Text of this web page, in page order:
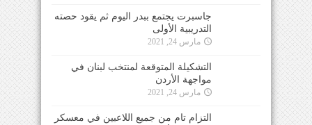
جاسبرت يجتمع ببدر اليوم ثم يقود حصته
التدريبية الأولى
مارس 24, 2021
التشكيلة المتوقعة لمنتخب لبنان في
مواجهة الأردن
مارس 24, 2021
التزام تام من جميع اللاعبين في معسكر